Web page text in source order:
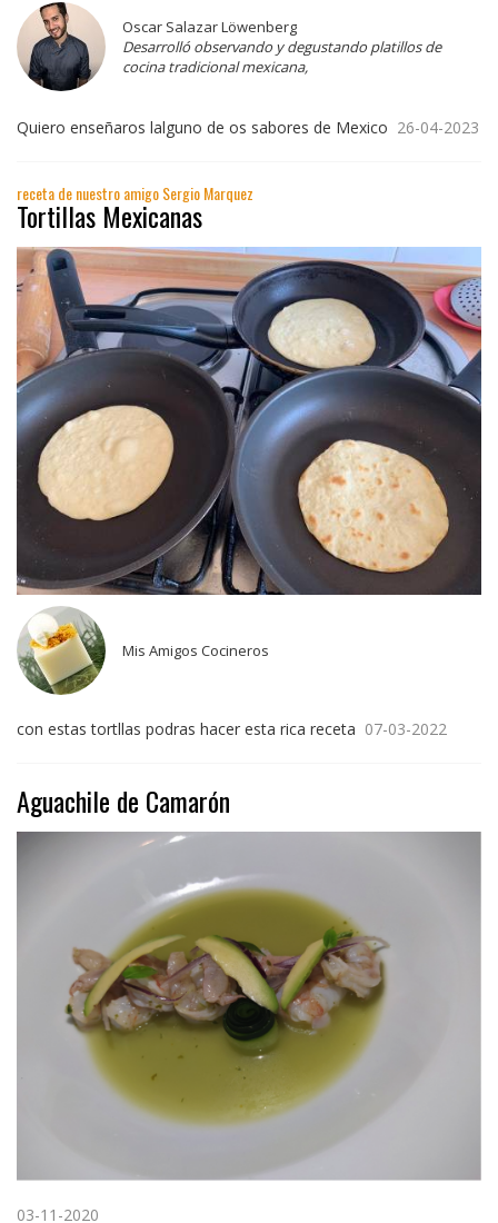
Oscar Salazar Löwenberg
Desarrolló observando y degustando platillos de
cocina tradicional mexicana,
Quiero enseñaros lalguno de os sabores de Mexico 26-04-2023
receta de nuestro amigo Sergio Marquez
Tortillas Mexicanas
Mis Amigos Cocineros
con estas tortllas podras hacer esta rica receta 07-03-2022
Aguachile de Camarón
03-11-2020